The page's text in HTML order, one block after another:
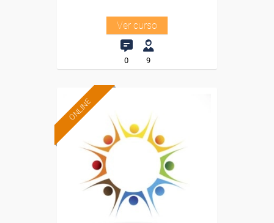
Ver curso
0 9
ONLINE
Formación 100%
subvencionada.
Para desempleados,
trabajadores y autónomos.
Sector
-Educación.